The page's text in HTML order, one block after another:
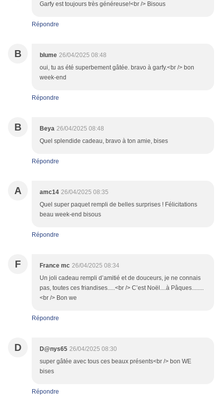
Garfy est toujours très généreuse!<br /> Bisous
Répondre
B blume 26/04/2025 08:48
oui, tu as été superbement gâtée. bravo à garfy.<br /> bon
week-end
Répondre
B Beya 26/04/2025 08:48
Quel splendide cadeau, bravo à ton amie, bises
Répondre
A amc14 26/04/2025 08:35
Quel super paquet rempli de belles surprises ! Félicitations
beau week-end bisous
Répondre
F France mc 26/04/2025 08:34
Un joli cadeau rempli d’amitié et de douceurs, je ne connais
pas, toutes ces friandises.....<br /> C’est Noël....à Pâques........
<br /> Bon we
Répondre
D D@nys65 26/04/2025 08:30
super gâtée avec tous ces beaux présents<br /> bon WE
bises
Répondre